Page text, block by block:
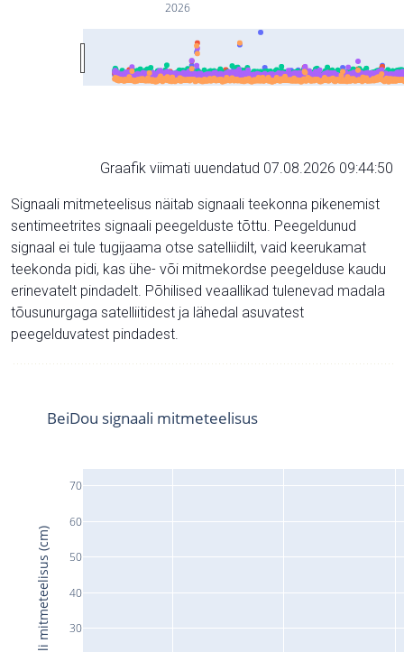
2026
Graafik viimati uuendatud 07.08.2026 09:44:50
Signaali mitmeteelisus näitab signaali teekonna pikenemist
sentimeetrites signaali peegelduste tõttu. Peegeldunud
signaal ei tule tugijaama otse satelliidilt, vaid keerukamat
teekonda pidi, kas ühe- või mitmekordse peegelduse kaudu
erinevatelt pindadelt. Põhilised veaallikad tulenevad madala
tõusunurgaga satelliitidest ja lähedal asuvatest
peegelduvatest pindadest.
30
40
50
60
70
BeiDou signaali mitmeteelisus
Signaali mitmeteelisus (cm)